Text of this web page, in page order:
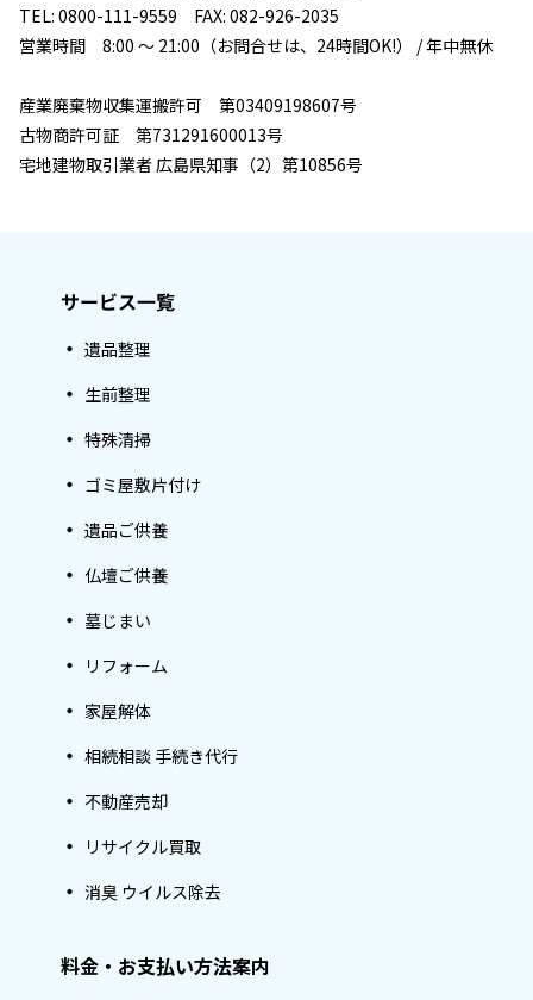
TEL: 0800-111-9559 FAX: 082-926-2035
営業時間 8:00 ～ 21:00（お問合せは、24時間OK!） / 年中無休
産業廃棄物収集運搬許可 第03409198607号
古物商許可証 第731291600013号
宅地建物取引業者 広島県知事（2）第10856号
サービス一覧
遺品整理
生前整理
特殊清掃
ゴミ屋敷片付け
遺品ご供養
仏壇ご供養
墓じまい
リフォーム
家屋解体
相続相談 手続き代行
不動産売却
リサイクル買取
消臭 ウイルス除去
料金・お支払い方法案内